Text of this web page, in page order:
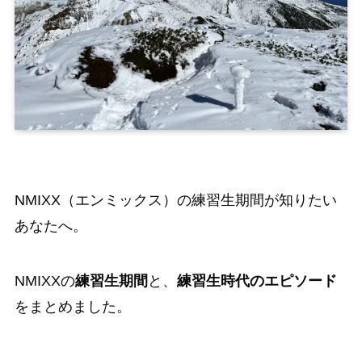
NMIXX（エンミックス）の練習生期間が知りたい
あなたへ。
NMIXXの練習生期間 と、 練習生時代のエピソード
をまとめました。